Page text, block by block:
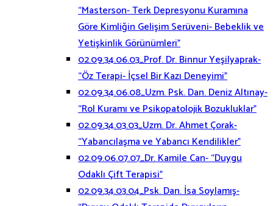
“Masterson- Terk Depresyonu Kuramına
Göre Kimliğin Gelişim Serüveni- Bebeklik ve
Yetişkinlik Görünümleri”
02.09.34.06.03_Prof. Dr. Binnur Yeşilyaprak-
“Öz Terapi- İçsel Bir Kazı Deneyimi”
02.09.34.06.08_Uzm. Psk. Dan. Deniz Altınay-
“Rol Kuramı ve Psikopatolojik Bozukluklar”
02.09.34.03.03_Uzm. Dr. Ahmet Çorak-
“Yabancılaşma ve Yabancı Kendilikler”
02.09.06.07.07_Dr. Kamile Can- “Duygu
Odaklı Çift Terapisi”
02.09.34.03.04_Psk. Dan. İsa Soylamış-